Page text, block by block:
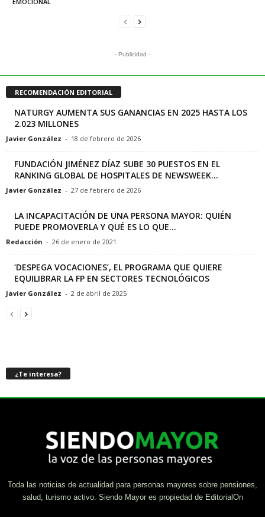
- Publicidad -
RECOMENDACIÓN EDITORIAL
NATURGY AUMENTA SUS GANANCIAS EN 2025 HASTA LOS
2.023 MILLONES
Javier González - 18 de febrero de 2026
FUNDACIÓN JIMÉNEZ DÍAZ SUBE 30 PUESTOS EN EL
RANKING GLOBAL DE HOSPITALES DE NEWSWEEK...
Javier González - 27 de febrero de 2026
LA INCAPACITACIÓN DE UNA PERSONA MAYOR: QUIÉN
PUEDE PROMOVERLA Y QUÉ ES LO QUE...
Redacción - 26 de enero de 2021
‘DESPEGA VOCACIONES’, EL PROGRAMA QUE QUIERE
EQUILIBRAR LA FP EN SECTORES TECNOLÓGICOS
Javier González - 2 de abril de 2025
¿Te interesa?
Toda las noticias de actualidad para personas mayores sobre pensiones,
salud, turismo activo. Siendo Mayor es propiedad de EditorialOn